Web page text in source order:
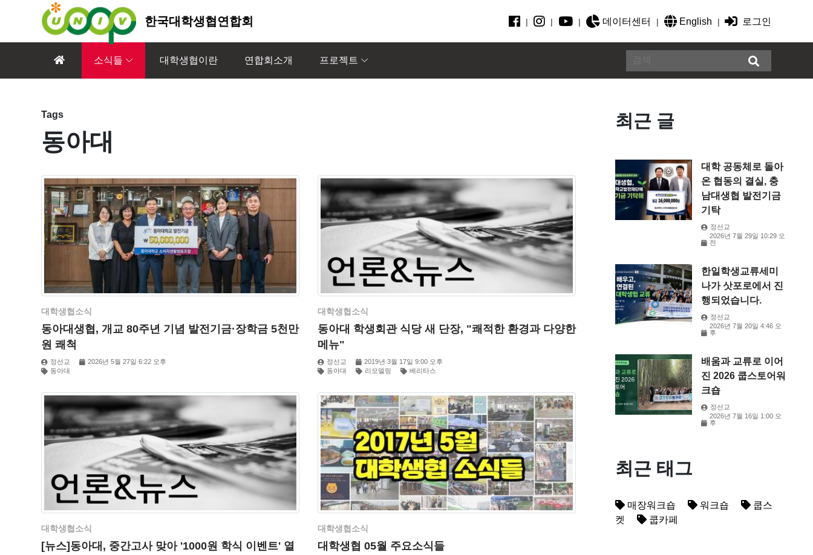
한국대학생협연합회 | | | 데이터센터 | English | 로그인
소식들 대학생협이란 연합회소개 프로젝트
Tags
동아대
대학생협소식
동아대생협, 개교 80주년 기념 발전기금·장학금 5천만
원 쾌척
정선교
2026년 5월 27일 6:22 오후
동아대
대학생협소식
동아대 학생회관 식당 새 단장, "쾌적한 환경과 다양한
메뉴"
정선교
2019년 3월 17일 9:00 오후
동아대
리모델링 베리타스
대학생협소식
[뉴스]동아대, 중간고사 맞아 '1000원 학식 이벤트' 열
대학생협소식
대학생협 05월 주요소식들
최근 글
대학 공동체로 돌아
온 협동의 결실, 충
남대생협 발전기금
기탁
정선교
2026년 7월 29일 10:29 오
전
한일학생교류세미
나가 삿포로에서 진
행되었습니다.
정선교
2026년 7월 20일 4:46 오
후
배움과 교류로 이어
진 2026 쿱스토어워
크숍
정선교
2026년 7월 16일 1:00 오
후
최근 태그
매장워크숍 워크숍
쿱스
켓
쿱카페